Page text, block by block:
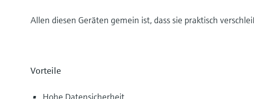
Allen diesen Geräten gemein ist, dass sie praktisch
Vorteile
Hohe Datensicherheit